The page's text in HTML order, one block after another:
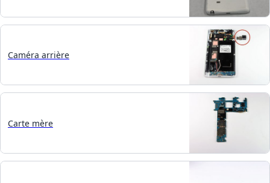
Caméra arrière
Carte mère